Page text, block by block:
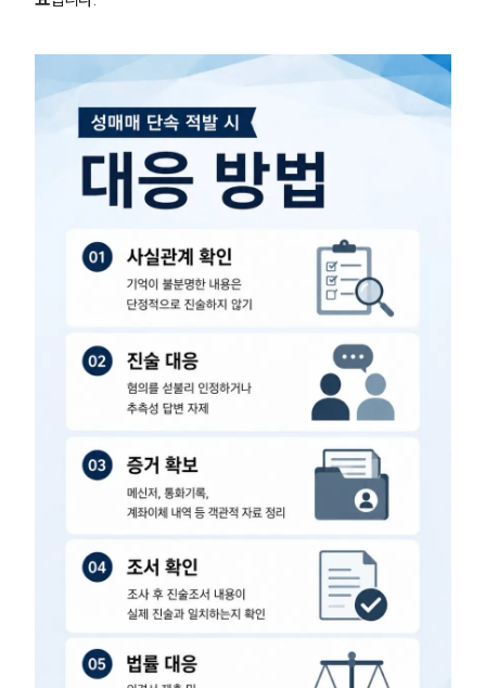
소식/자료
언론보도
공지사항
법률 블로그
뉴스레터/브로슈어
세미나
대륜법률상담예약